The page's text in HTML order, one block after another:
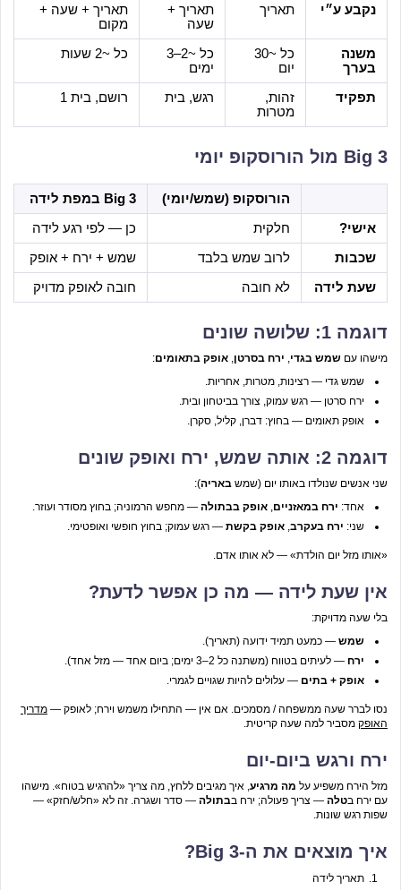
נקבע ע״י תאריך
תאריך +
שעה
תאריך + שעה +
מקום
משנה
בערך
כל ~30
יום
כל ~2–3
ימים
כל ~2 שעות
תפקיד
זהות,
מטרות
רגש, בית רושם, בית 1
Big 3 מול הורוסקופ יומי
הורוסקופ (שמש/יומי)
Big 3 במפת לידה
אישי?
חלקית
כן — לפי רגע לידה
שכבות
לרוב שמש בלבד
שמש + ירח + אופק
שעת לידה
לא חובה חובה לאופק מדויק
דוגמה 1: שלושה שונים
מישהו עם שמש בגדי, ירח בסרטן, אופק בתאומים:
שמש גדי — רצינות, מטרות, אחריות.
ירח סרטן — רגש עמוק, צורך בביטחון ובית.
אופק תאומים — בחוץ: דברן, קליל, סקרן.
דוגמה 2: אותה שמש, ירח ואופק שונים
שני אנשים שנולדו באותו יום (שמש באריה):
אחד: ירח במאזניים,אופק בבתולה — מחפש הרמוניה; בחוץ מסודר ועוזר.
שני: ירח בעקרב,אופק בקשת — רגש עמוק; בחוץ חופשי ואופטימי.
«אותו מזל יום הולדת» — לא אותו אדם.
אין שעת לידה — מה כן אפשר לדעת?
בלי שעה מדויקת:
שמש — כמעט תמיד ידועה (תאריך).
ירח — לעיתים בטווח (משתנה כל 2–3 ימים; ביום אחד — מזל אחד).
אופק + בתים — עלולים להיות שגויים לגמרי.
נסו לברר שעה ממשפחה / מסמכים. אם אין — התחילו משמש וירח; לאופק — מדריך
האופק מסביר למה שעה קריטית.
ירח ורגש ביום-יום
מזל הירח משפיע על מה מרגיע , איך מגיבים ללחץ, מה צריך «להרגיש בטוח». מישהו
עם ירח בטלה — צריך פעולה; ירח בבתולה — סדר ושגרה. זה לא «חלש/חזק» —
שפות רגש שונות.
איך מוצאים את ה-Big 3?
תאריך לידה